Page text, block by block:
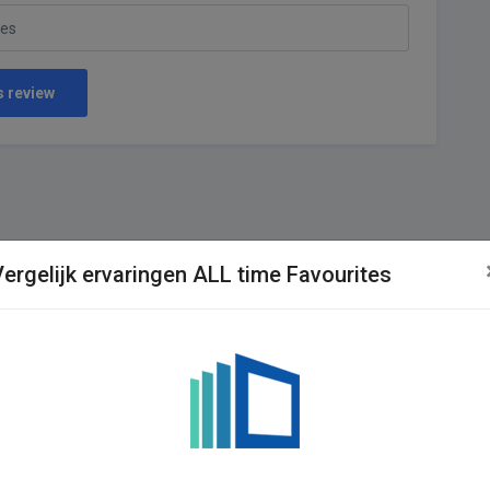
review
ervaringen ALL time Favourites